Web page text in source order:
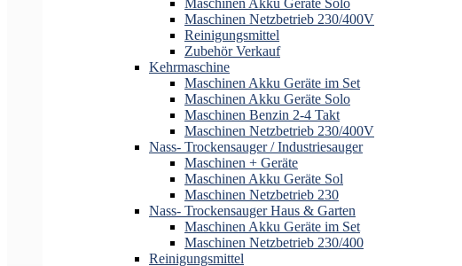
Maschinen Akku Geräte Solo
Maschinen Netzbetrieb 230/400V
Reinigungsmittel
Zubehör Verkauf
Kehrmaschine
Maschinen Akku Geräte im Set
Maschinen Akku Geräte Solo
Maschinen Benzin 2-4 Takt
Maschinen Netzbetrieb 230/400V
Nass- Trockensauger / Industriesauger
Maschinen + Geräte
Maschinen Akku Geräte Sol
Maschinen Netzbetrieb 230
Nass- Trockensauger Haus & Garten
Maschinen Akku Geräte im Set
Maschinen Netzbetrieb 230/400
Reinigungsmittel